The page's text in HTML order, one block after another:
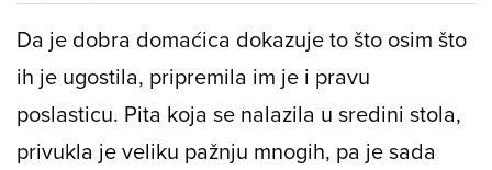
Da je dobra domaćica dokazuje to što osim što
ih je ugostila, pripremila im je i pravu
poslasticu. Pita koja se nalazila u sredini stola,
privukla je veliku pažnju mnogih, pa je sada